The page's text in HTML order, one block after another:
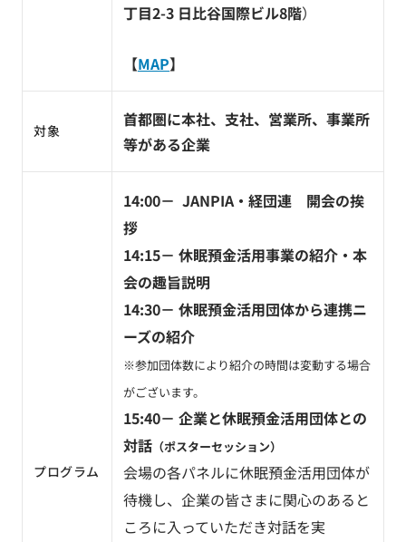
丁目2-3 日比谷国際ビル8階）
【MAP】
対象
首都圏に本社、支社、営業所、事業所
等がある企業
プログラム
14:00－ JANPIA・経団連 開会の挨
拶
14:15－ 休眠預金活用事業の紹介・本
会の趣旨説明
14:30－ 休眠預金活用団体から連携ニ
ーズの紹介
※参加団体数により紹介の時間は変動する場合
がございます。
15:40－ 企業と休眠預金活用団体との
対話 （ポスターセッション）
会場の各パネルに休眠預金活用団体が
待機し、企業の皆さまに関心のあると
ころに入っていただき対話を実